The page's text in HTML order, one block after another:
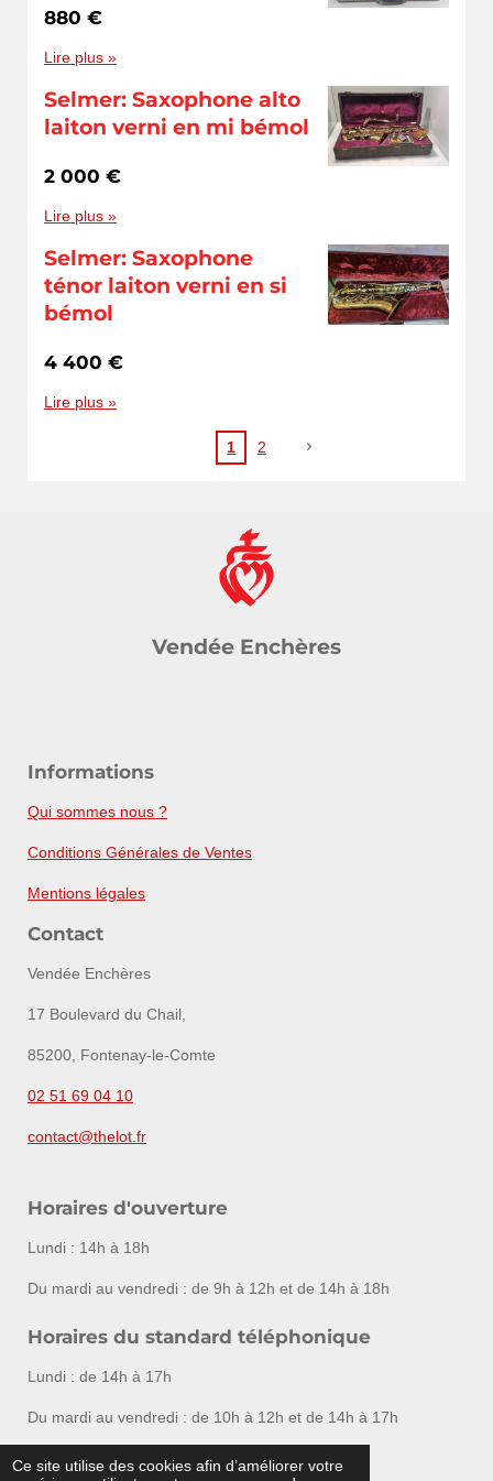
Ce site utilise des cookies afin d’améliorer votre
880 €
Lire plus »
Selmer: Saxophone alto
laiton verni en mi bémol
2 000 €
Lire plus »
Selmer: Saxophone
ténor laiton verni en si
bémol
4 400 €
Lire plus »
1 2
Vendée Enchères
Informations
Qui sommes nous ?
Conditions Générales de Ventes
Mentions légales
Contact
Vendée Enchères
17 Boulevard du Chail,
85200, Fontenay-le-Comte
02 51 69 04 10
contact@thelot.fr
Horaires d'ouverture
Lundi : 14h à 18h
Du mardi au vendredi : de 9h à 12h et de 14h à 18h
Horaires du standard téléphonique
Lundi : de 14h à 17h
Du mardi au vendredi : de 10h à 12h et de 14h à 17h
F I